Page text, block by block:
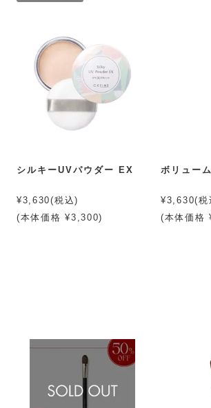
シルキーUVパウダー EX
¥3,630(税込)
(本体価格 ¥3,300)
ボリュー
¥3,630(税
(本体価格